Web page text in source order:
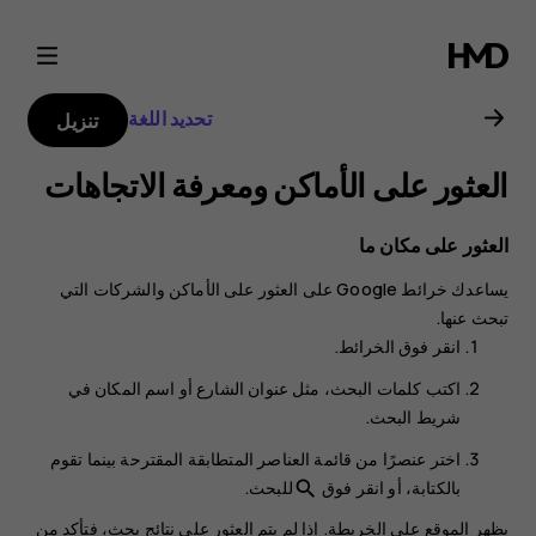
Nokia
7
Plus
user
guide
تحديد اللغة تنزيل
العثور على الأماكن ومعرفة الاتجاهات
العثور على مكان ما
يساعدك خرائط Google
على العثور على الأماكن والشركات التي
تبحث عنها.
انقر فوق الخرائط.
اكتب كلمات البحث، مثل عنوان الشارع أو اسم المكان في
شريط البحث.
اختر عنصرًا من قائمة العناصر المتطابقة المقترحة بينما تقوم
بالكتابة، أو انقر فوق searchللبحث.
يظهر الموقع على الخريطة. إذا لم يتم العثور على نتائج بحث، فتأكد من